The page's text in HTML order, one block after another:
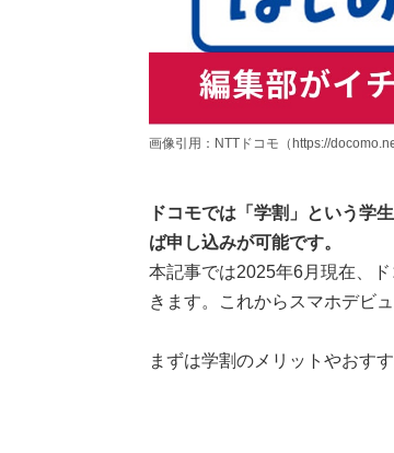
画像引用：NTTドコモ（https://
ドコモでは「学割」という学
ば申し込みが可能です。
本記事では2025年6月現在、
きます。これからスマホデビ
まずは学割のメリットやおす